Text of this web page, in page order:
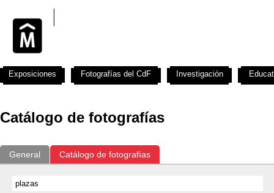
Catálogo de fotografías
General Catálogo de fotografías
Exposiciones Fotografías del CdF Investigación